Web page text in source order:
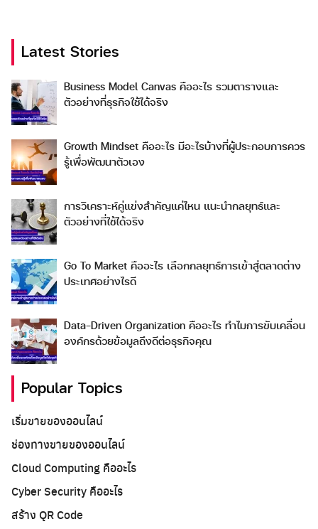
Latest Stories
Business Model Canvas คืออะไร รวมตารางและ
ตัวอย่างที่ธุรกิจใช้ได้จริง
Growth Mindset คืออะไร มีอะไรบ้างที่ผู้ประกอบการควร
รู้เพื่อพัฒนาตัวเอง
การวิเคราะห์คู่แข่งสำคัญแค่ไหน แนะนำกลยุทธ์และ
ตัวอย่างที่ใช้ได้จริง
Go To Market คืออะไร เลือกกลยุทธ์การเข้าสู่ตลาดต่าง
ประเทศอย่างไรดี
Data-Driven Organization คืออะไร ทำไมการขับเคลื่อน
องค์กรด้วยข้อมูลถึงดีต่อธุรกิจคุณ
Popular Topics
เริ่มขายของออนไลน์
ช่องทางขายของออนไลน์
Cloud Computing คืออะไร
Cyber Security คืออะไร
สร้าง QR Code